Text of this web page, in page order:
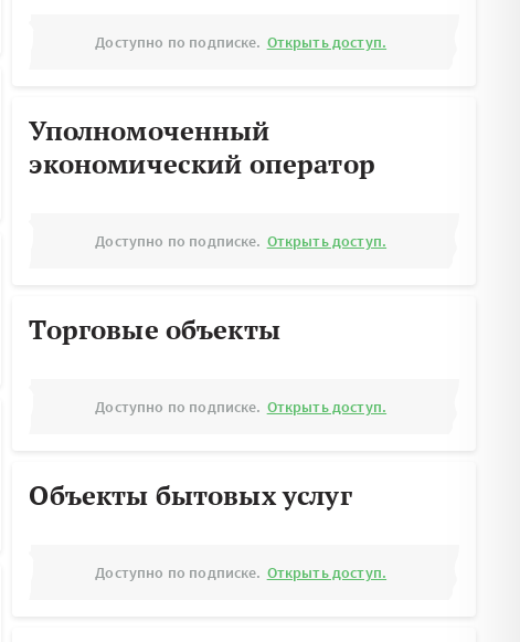
Доступно по подписке. Открыть доступ.
Уполномоченный
экономический оператор
Доступно по подписке. Открыть доступ.
Торговые объекты
Доступно по подписке. Открыть доступ.
Объекты бытовых услуг
Доступно по подписке. Открыть доступ.